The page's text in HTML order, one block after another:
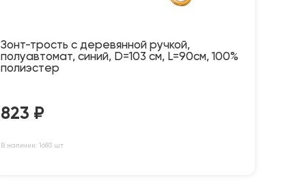
Зонт-трость с деревянной ручкой,
полуавтомат, синий, D=103 см, L=90см, 100%
полиэстер
823 ₽
В наличии: 1683 шт